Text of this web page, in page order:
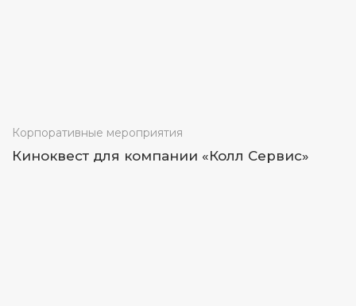
Корпоративные мероприятия
Киноквест для компании «Колл Сервис»